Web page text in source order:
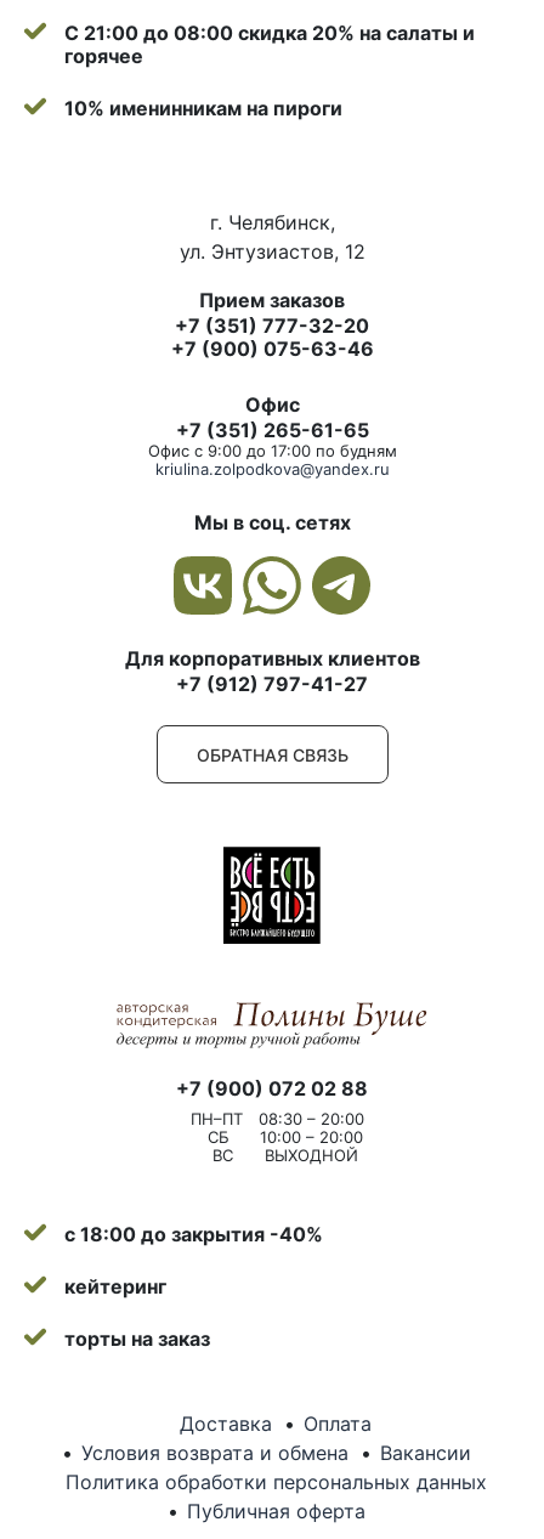
С 21:00 до 08:00 скидка 20% на салаты и
горячее
10% именинникам на пироги
г. Челябинск,
ул. Энтузиастов, 12
Прием заказов
+7 (351) 777-32-20
+7 (900) 075-63-46
Офис
+7 (351) 265-61-65
Офис с 9:00 до 17:00 по будням
kriulina.zolpodkova@yandex.ru
Мы в соц. сетях
Для корпоративных клиентов
+7 (912) 797-41-27
ОБРАТНАЯ СВЯЗЬ
+7 (900) 072 02 88
ПН–ПТ
08:30 – 20:00
СБ
10:00 – 20:00
ВС
ВЫХОДНОЙ
с 18:00 до закрытия -40%
кейтеринг
торты на заказ
Доставка
Оплата
Условия возврата и обмена
Вакансии
Политика обработки персональных данных
Публичная оферта